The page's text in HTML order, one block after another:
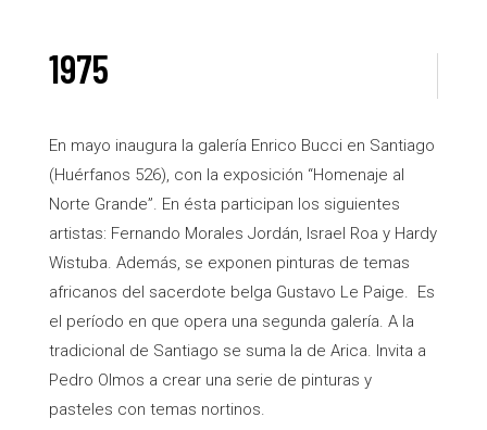
1975
En mayo inaugura la galería Enrico Bucci en Santiago
(Huérfanos 526), con la exposición “Homenaje al
Norte Grande”. En ésta participan los siguientes
artistas: Fernando Morales Jordán, Israel Roa y Hardy
Wistuba. Además, se exponen pinturas de temas
africanos del sacerdote belga Gustavo Le Paige. Es
el período en que opera una segunda galería. A la
tradicional de Santiago se suma la de Arica. Invita a
Pedro Olmos a crear una serie de pinturas y
pasteles con temas nortinos.